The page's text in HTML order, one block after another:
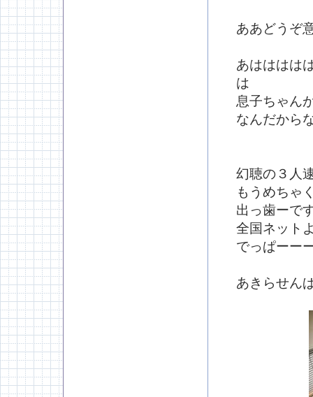
ああどうぞ
あはははは
は
息子ちゃん
なんだから
幻聴の３人
もうめちゃ
出っ歯ーで
全国ネット
でっぱーー
あきらせん